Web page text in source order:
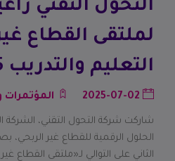
التحوّل التقني
لملتقى القطاع
التعليم والتدريب 2025
2025-07-02 المؤتمرات
شاركت شركة التحول التقني، الشركة
الحلول الرقمية للقطاع غير الربحي،
الثاني على التوالي لـ«ملتقى القطاع